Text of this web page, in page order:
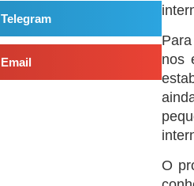
Telegram
Email
nos
O